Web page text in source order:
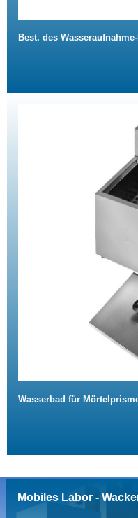
Best. des
Wasserbad für
Mobiles Labor -